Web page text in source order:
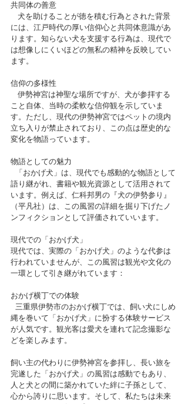
共同体の善意
には、江戸時代の厚い信仰心と共同体意識があ
ります。知らない犬を支援する行為は、現代で
は想像しにくいほどの無私の精神を反映してい
ます。
信仰の多様性
こと自体、当時の柔軟な信仰観を示していま
す。ただし、現代の伊勢神宮ではペットの境内
立ち入りが禁止されており、この点は歴史的な
変化を物語っています。
物語としての魅力
語り継がれ、書籍や観光資源として活用されて
います。例えば、仁科邦男の『犬の伊勢参り』
（平凡社）は、この風習の詳細を掘り下げたノ
ンフィクションとして評価されていいます。
現代での「おかげ犬」
現代では、実際の「おかげ犬」のような代参は
行われていませんが、この風習は観光や文化の
一環として引き継がれています：
おかげ横丁での体験
縄を巻いて「おかげ犬」に扮する体験サービス
が人気です。観光客は愛犬を連れて記念撮影な
どを楽しみます。
飼い主の代わりに伊勢神宮を参拝し、長い旅を
完遂した「おかげ犬」の風習は感動でもあり、
人と犬との間に築かれていた絆に子孫として、
心から誇りに思います。そして、私たちは未来